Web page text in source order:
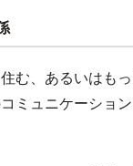
む、あるいはも
ミュニケーショ